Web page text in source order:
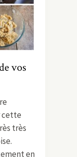
vos
cette
très
en